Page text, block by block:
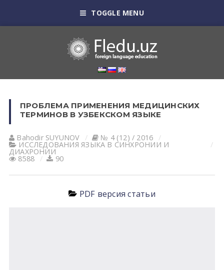
TOGGLE MENU
ПРОБЛЕМА ПРИМЕНЕНИЯ МЕДИЦИНСКИХ
ТЕРМИНОВ В УЗБЕКСКОМ ЯЗЫКЕ
Bahodir SUYUNOV № 4 (12) / 2016
ИССЛЕДОВАНИЯ ЯЗЫКА В СИНХРОНИИ И
ДИАХРОНИИ
8588 90
PDF версия статьи